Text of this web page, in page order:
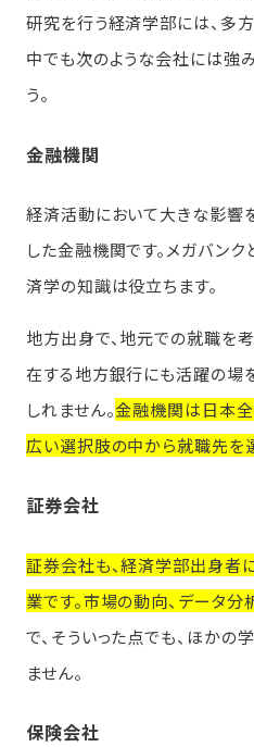
研究を行う経済学部には、多
中でも次のような会社には強
う。
金融機関
経済活動において大きな影響
した金融機関です。メガバン
済学の知識は役立ちます。
地方出身で、地元での就職を
在する地方銀行にも活躍の場
しれません。金融機関は日本全
広い選択肢の中から就職先を
証券会社
証券会社も、経済学部出身者
業です。市場の動向、データ
で、そういった点でも、ほか
ません。
保険会社